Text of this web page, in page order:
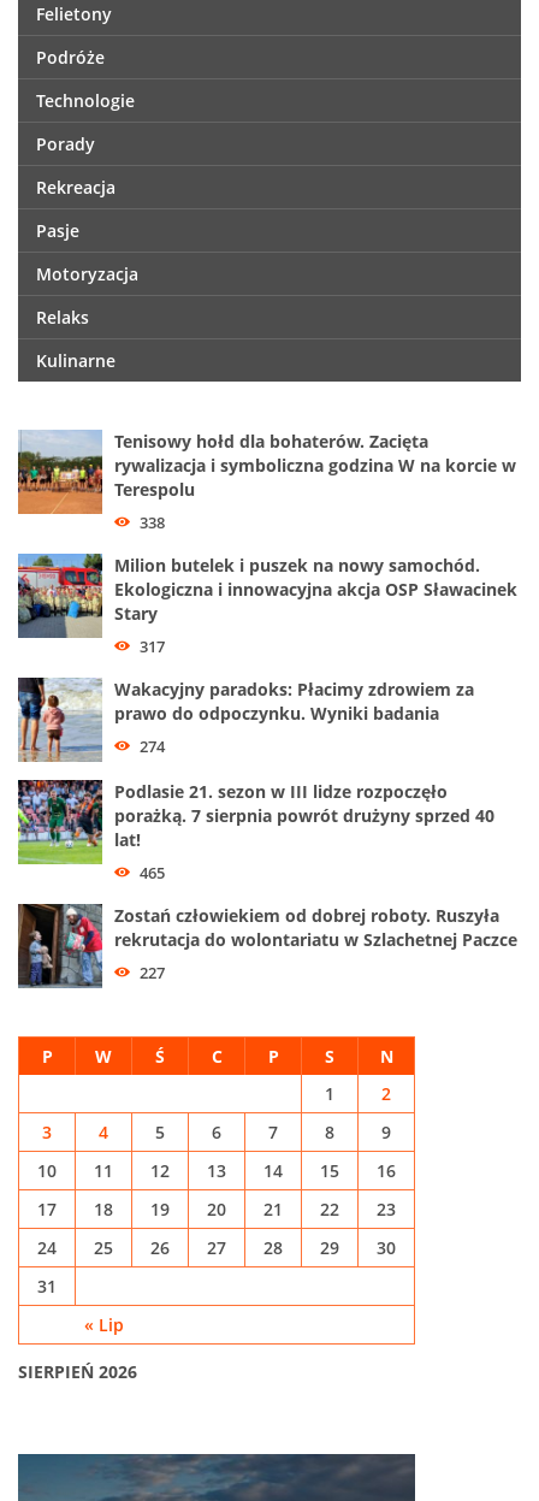
Felietony
Podróże
Technologie
Porady
Rekreacja
Pasje
Motoryzacja
Relaks
Kulinarne
Tenisowy hołd dla bohaterów. Zacięta
rywalizacja i symboliczna godzina W na korcie w
Terespolu
338
Milion butelek i puszek na nowy samochód.
Ekologiczna i innowacyjna akcja OSP Sławacinek
Stary
317
Wakacyjny paradoks: Płacimy zdrowiem za
prawo do odpoczynku. Wyniki badania
274
Podlasie 21. sezon w III lidze rozpoczęło
porażką. 7 sierpnia powrót drużyny sprzed 40
lat!
465
Zostań człowiekiem od dobrej roboty. Ruszyła
rekrutacja do wolontariatu w Szlachetnej Paczce
227
SIERPIEŃ 2026
P W Ś C P S N
« Lip
1
2
3
4 5 6 7 8
9
10
11 12 13 14 15
16
17
18 19 20 21 22
23
24
25 26 27 28 29
30
31